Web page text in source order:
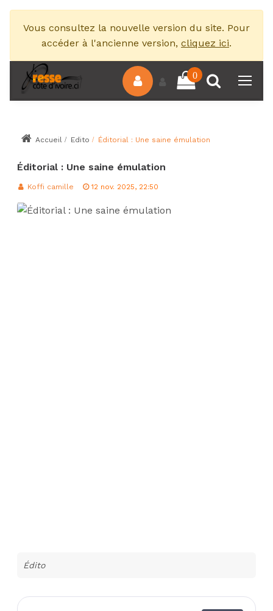
Vous consultez la nouvelle version du site. Pour
accéder à l'ancienne version, cliquez ici.
0
Accueil Edito Éditorial : Une saine émulation
Éditorial : Une saine émulation
Koffi camille 12 nov. 2025, 22:50
Édito